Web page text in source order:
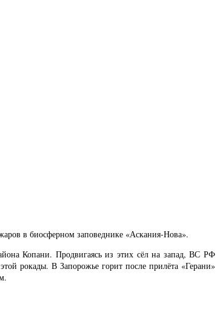
в биосферном заповеднике «Аскания-Нова».
Копани. Продвигаясь из этих сёл на запад, ВС РФ
рокады. В Запорожье горит после прилёта «Герани»